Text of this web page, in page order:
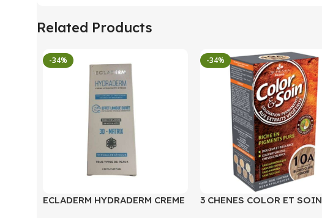
Related Products
-34%
ECLADERM HYDRADERM CREME
-34%
3 CHENES COLOR ET SOIN